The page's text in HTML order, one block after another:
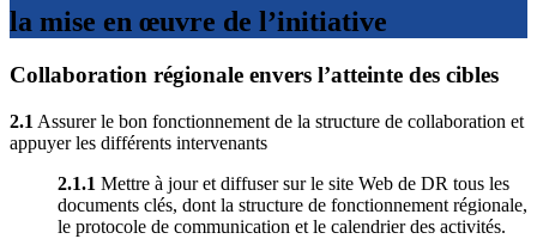
la mise en œuvre de l’initiative
Collaboration régionale envers l’atteinte des cibles
2.1 Assurer le bon fonctionnement de la structure de collaboration et
appuyer les différents intervenants
2.1.1 Mettre à jour et diffuser sur le site Web de DR tous les
documents clés, dont la structure de fonctionnement régionale,
le protocole de communication et le calendrier des activités.